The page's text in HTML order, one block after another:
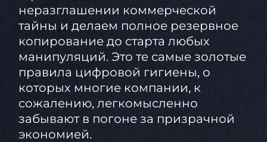
неразглашении коммерческой
тайны и делаем полное резервное
копирование до старта любых
манипуляций. Это те самые золотые
правила цифровой гигиены, о
которых многие компании, к
сожалению, легкомысленно
забывают в погоне за призрачной
экономией.